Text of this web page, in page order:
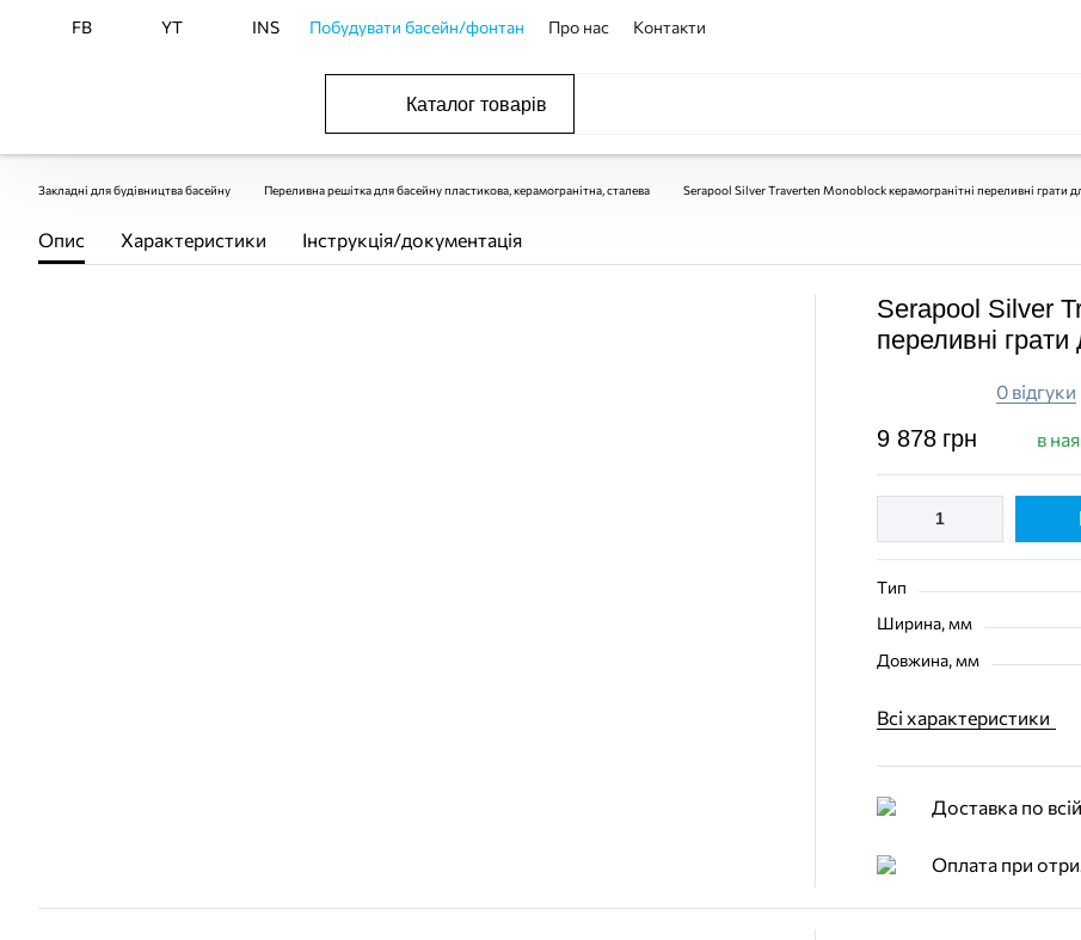
FB YT INS Побудувати басейн/фонтан Про нас Контакти
Каталог товарів
Закладні для будівництва басейну Переливна решітка для басейну пластикова, керамогранітна, сталева Serapool Silver Traverten Monoblock керамогранітні переливні грати
Опис Характеристики Інструкція/документація
Serapool Silver
переливні
0 відгуки
9 878 грн в
Тип
Ширина, мм
Довжина, мм
Всі характеристики
Доставка по
Оплата при